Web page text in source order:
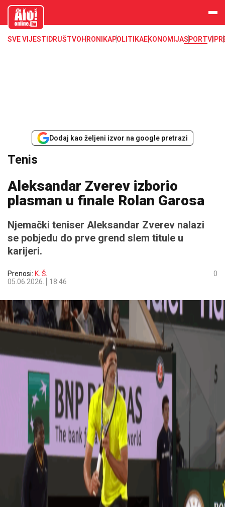
aloonline.b
SVE VIJESTI DRUŠTVOHRONIKAPOLITIKAEKONOMIJASPORTVIP
Dodaj kao željeni izvor na google pretrazi
Tenis
Aleksandar Zverev izborio
plasman u finale Rolan Garosa
Njemački teniser Aleksandar Zverev nalazi
se pobjedu do prve grend slem titule u
karijeri.
Prenosi: K. Š.
05.06.2026.
18:46
0